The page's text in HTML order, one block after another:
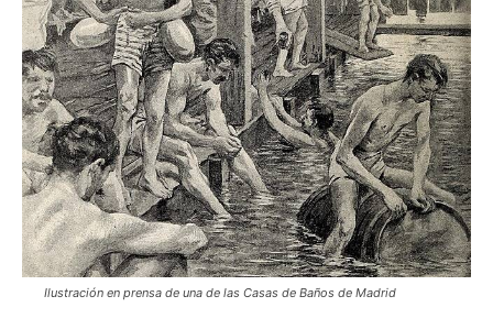
Ilustración en prensa de una de las Casas de Baños de Madrid